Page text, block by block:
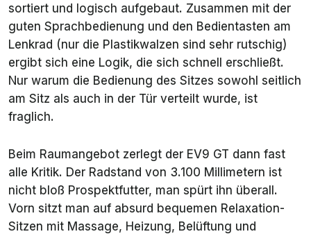
sortiert und logisch aufgebaut. Zusammen mit der
guten Sprachbedienung und den Bedientasten am
Lenkrad (nur die Plastikwalzen sind sehr rutschig)
ergibt sich eine Logik, die sich schnell erschließt.
Nur warum die Bedienung des Sitzes sowohl seitlich
am Sitz als auch in der Tür verteilt wurde, ist
fraglich.
Beim Raumangebot zerlegt der EV9 GT dann fast
alle Kritik. Der Radstand von 3.100 Millimetern ist
nicht bloß Prospektfutter, man spürt ihn überall.
Vorn sitzt man auf absurd bequemen Relaxation-
Sitzen mit Massage, Heizung, Belüftung und